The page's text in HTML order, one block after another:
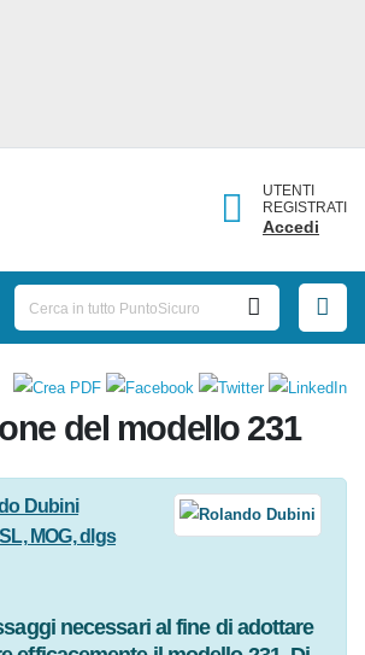
UTENTI
REGISTRATI
Accedi
del modello 231
Dubini
MOG, dlgs
necessari al fine di adottare